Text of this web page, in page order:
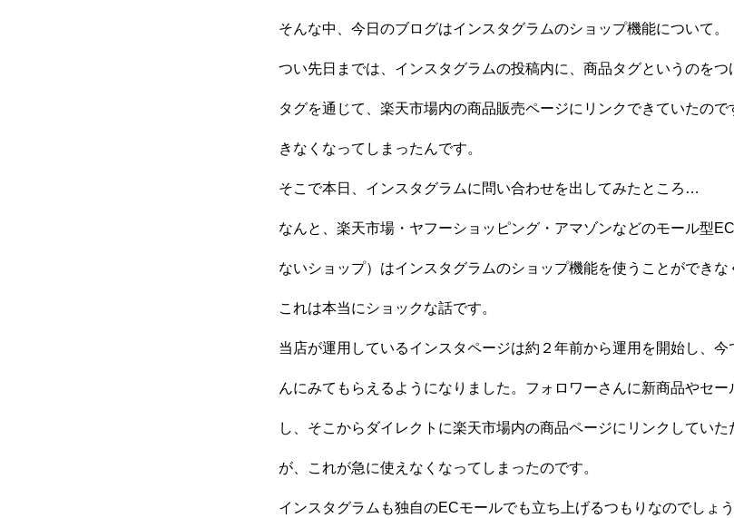
そんな中、今日のブログはインスタグラムのショップ機能について。
つい先日までは、インスタグラムの投稿内に、商品タグというのを
タグを通じて、楽天市場内の商品販売ページにリンクできていたの
きなくなってしまったんです。
そこで本日、インスタグラムに問い合わせを出してみたところ…
なんと、楽天市場・ヤフーショッピング・アマゾンなどのモール型
ないショップ）はインスタグラムのショップ機能を使うことができな
これは本当にショックな話です。
当店が運用しているインスタページは約２年前から運用を開始し、
んにみてもらえるようになりました。フォロワーさんに新商品やセ
し、そこからダイレクトに楽天市場内の商品ページにリンクしてい
が、これが急に使えなくなってしまったのです。
インスタグラムも独自のECモールでも立ち上げるつもりなのでしょ